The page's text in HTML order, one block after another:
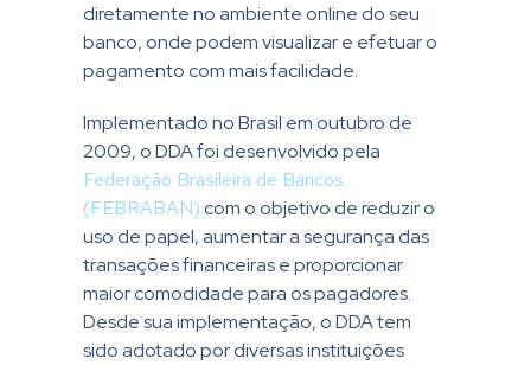
diretamente no ambiente online do seu
banco, onde podem visualizar e efetuar o
pagamento com mais facilidade.
Implementado no Brasil em outubro de
2009, o DDA foi desenvolvido pela
Federação Brasileira de Bancos
(FEBRABAN) com o objetivo de reduzir o
uso de papel, aumentar a segurança das
transações financeiras e proporcionar
maior comodidade para os pagadores.
Desde sua implementação, o DDA tem
sido adotado por diversas instituições